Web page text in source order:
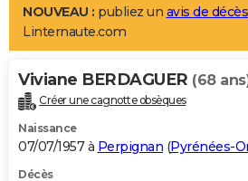
LIFESTYLE
Art de vivre
Bien-être
Loisirs
Mode
Modes de vie
Alimentation
Guide de la santé
Maladies
Médicaments
Sommeil
VOYAGE
Destinations
City break
Voyage nature
Voyage de noces
Forum
Climat
+PHOTO
GUIDES D'ACHAT
NOUVEAU : publiez un avis de
Linternaute.com
Viviane BERDAGUER (68
Créer une cagnotte obsèques
Naissance
07/07/1957 à Perpignan (Pyrénées-
Décès